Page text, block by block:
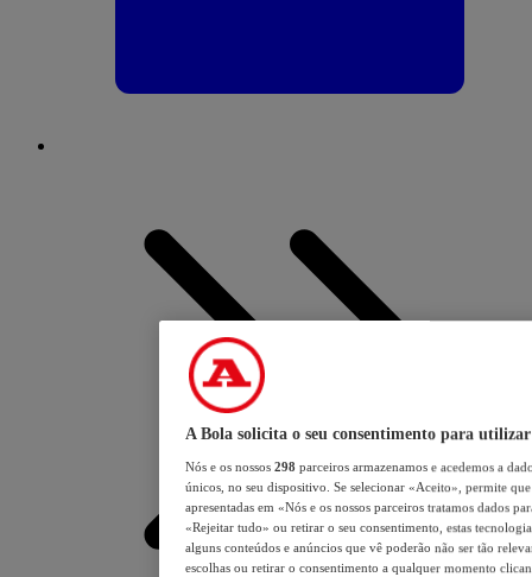
A Bola solicita o seu consentimento para utilizar
Nós e os nossos 298 parceiros armazenamos e acedemos a
únicos, no seu dispositivo. Se selecionar «Aceito», permite
apresentadas em «Nós e os nossos parceiros tratamos dados
«Rejeitar tudo» ou retirar o seu consentimento, estas
alguns conteúdos e anúncios que vê poderão não ser tão
escolhas ou retirar o consentimento a qualquer momento